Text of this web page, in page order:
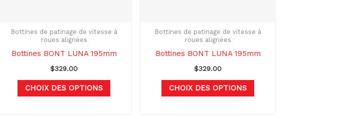
Bottines de patinage de vitesse à
roues alignées
Bottines BONT LUNA 195mm
$329.00
CHOIX DES OPTIONS
sur
page
Bottines de patinage de vitesse à
roues alignées
Bottines BONT LUNA 195mm
$329.00
CHOIX DES OPTIONS
sur
page